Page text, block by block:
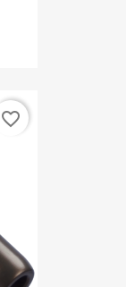
favorite_border